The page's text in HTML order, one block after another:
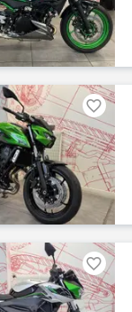

